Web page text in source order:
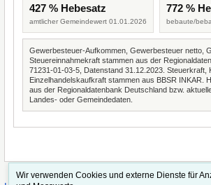
427 % Hebesatz
amtlicher Gemeindewert 01.01.2026
772 %
bebaute/
Gewerbesteuer-Aufkommen, Gewerbesteuer netto,
Steuereinnahmekraft stammen aus der
71231-01-03-5, Datenstand 31.12.2023. Steuerkraft,
Einzelhandelskaufkraft stammen aus BBSR INKAR.
aus der Regionaldatenbank Deutschland bzw.
Landes- oder Gemeindedaten.
Wir verwenden Cookies und externe Dienste für